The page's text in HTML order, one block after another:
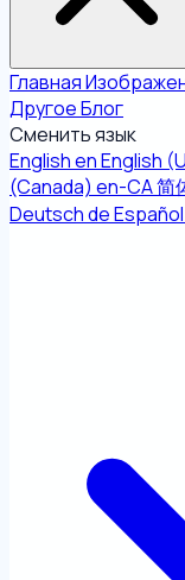
Главная
ДругоеБлог
Сменить язык
EnglishenEnglish
(Canada) en-CA简
DeutschdeEspañol